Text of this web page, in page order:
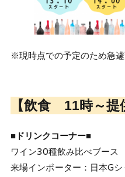
※現時点での予定のため急遽
【飲食 11時～提
■ドリンクコーナー■
ワイン30種飲み比べブース
来場インポーター：日本G